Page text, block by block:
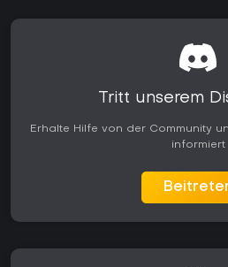
Tritt unserem
Erhalte Hilfe von der Community
informiert